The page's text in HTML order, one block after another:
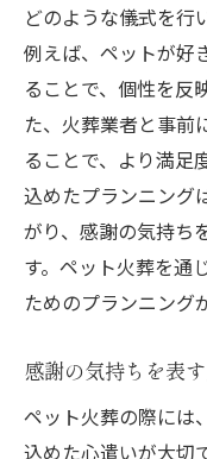
どのような儀式を行
例えば、ペットが好
ることで、個性を反
た、火葬業者と事前
ることで、より満足
込めたプランニング
がり、感謝の気持ち
す。ペット火葬を通
ためのプランニング
感謝の気持ちを表
ペット火葬の際には
込めた心遣いが大切